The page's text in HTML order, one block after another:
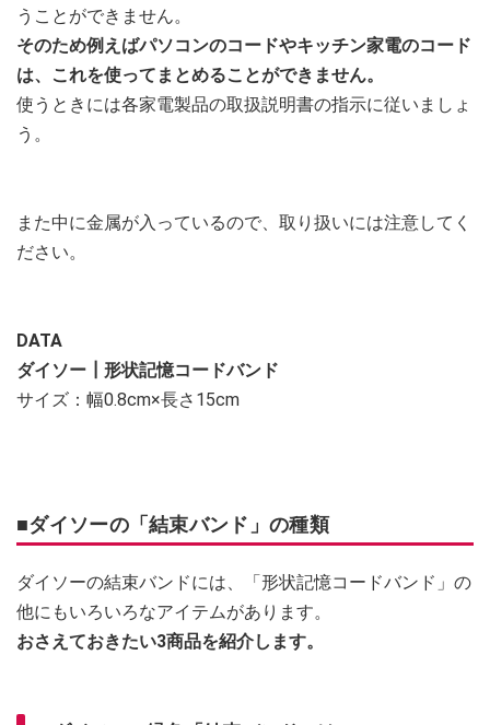
うことができません。
そのため例えばパソコンのコードやキッチン家電のコード
は、これを使ってまとめることができません。
使うときには各家電製品の取扱説明書の指示に従いましょ
う。
また中に金属が入っているので、取り扱いには注意してく
ださい。
DATA
ダイソー┃形状記憶コードバンド
サイズ：幅0.8cm×長さ15cm
■ダイソーの「結束バンド」の種類
ダイソーの結束バンドには、「形状記憶コードバンド」の
他にもいろいろなアイテムがあります。
おさえておきたい3商品を紹介します。